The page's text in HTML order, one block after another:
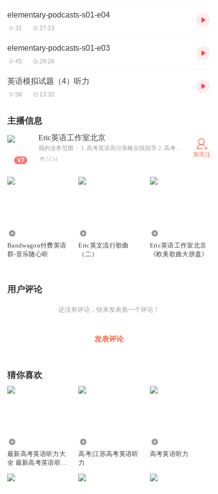
elementary-podcasts-s01-e04
32 27:23
elementary-podcasts-s01-e03
45 29:26
英语模拟试题（4）听力
58 13:32
主播信息
Eric英语工作室北京
我的业务范围： 1. 高考英语高分策略在线指导 2. 高考低分读985 名校 3. 大一大二学生转学 4. 北京工作+户口 5. 解决非京籍学生参加北京高考 6. 校长合作 大面积提高高考升学率 7. 教委合作 师资培训 8. 英语口语培训 10. 中高考语数英理化生史地政特级教师在线指导
5134
加关注
Bandwagon付费英语
群-音乐随心听
Eric英文流行歌曲
（二）
Eric英语工作室北京
《欧美歌曲大拼盘》
用户评论
还没有评论，快来发表第一个评论！
发表评论
猜你喜欢
最新高考英语听力大
全 最新高考英语听力
高考|江苏高考英语听
力
高考英语听力